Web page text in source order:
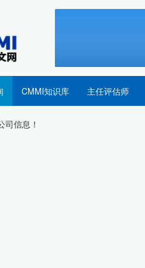
CMMI知识库 主任评估师
司信息！